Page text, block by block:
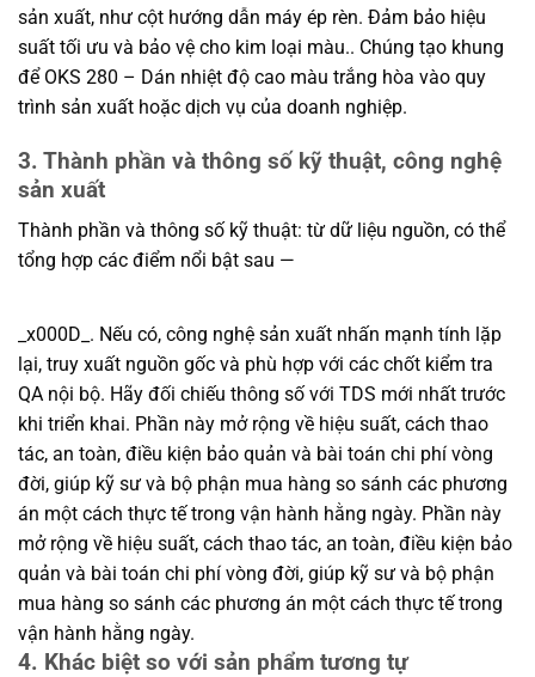
sản xuất, như cột hướng dẫn máy ép rèn. Đảm bảo hiệu
suất tối ưu và bảo vệ cho kim loại màu.. Chúng tạo khung
để OKS 280 – Dán nhiệt độ cao màu trắng hòa vào quy
trình sản xuất hoặc dịch vụ của doanh nghiệp.
3. Thành phần và thông số kỹ thuật, công nghệ
sản xuất
Thành phần và thông số kỹ thuật: từ dữ liệu nguồn, có thể
tổng hợp các điểm nổi bật sau —
_x000D_. Nếu có, công nghệ sản xuất nhấn mạnh tính lặp
lại, truy xuất nguồn gốc và phù hợp với các chốt kiểm tra
QA nội bộ. Hãy đối chiếu thông số với TDS mới nhất trước
khi triển khai. Phần này mở rộng về hiệu suất, cách thao
tác, an toàn, điều kiện bảo quản và bài toán chi phí vòng
đời, giúp kỹ sư và bộ phận mua hàng so sánh các phương
án một cách thực tế trong vận hành hằng ngày. Phần này
mở rộng về hiệu suất, cách thao tác, an toàn, điều kiện bảo
quản và bài toán chi phí vòng đời, giúp kỹ sư và bộ phận
mua hàng so sánh các phương án một cách thực tế trong
vận hành hằng ngày.
4. Khác biệt so với sản phẩm tương tự